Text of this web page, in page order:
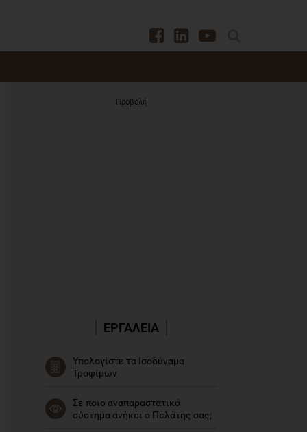
Προβολή
ΕΡΓΑΛΕΙΑ
Υπολογίστε τα Ισοδύναμα
Τροφίμων
Σε ποιο αναπαραστατικό
σύστημα ανήκει ο Πελάτης σας;